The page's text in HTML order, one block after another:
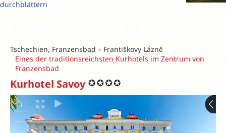
durchblättern
Tschechien, Franzensbad – Františkovy Lázně
Eines der traditionsreichsten Kurhotels im Zentrum von
Franzensbad
Kurhotel Savoy